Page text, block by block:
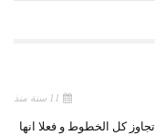
كل الخطوط و فعلا انها